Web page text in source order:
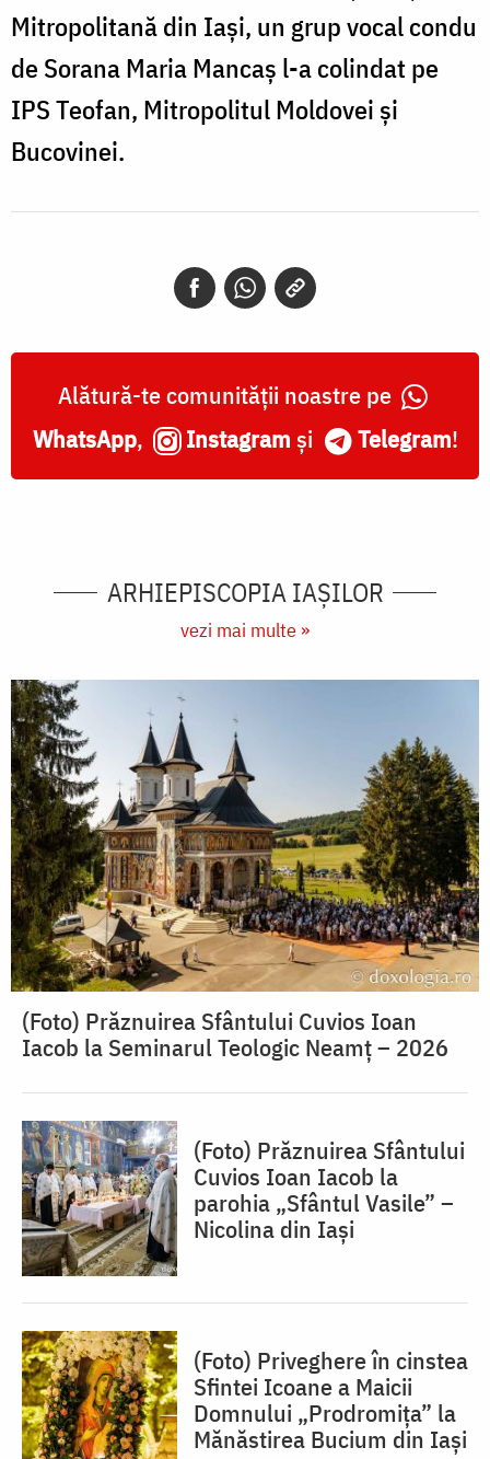
Mitropolitană din Iași, un grup vocal condu
de Sorana Maria Mancaș l-a colindat pe
IPS Teofan, Mitropolitul Moldovei și
Bucovinei.
Alătură-te comunității noastre pe
WhatsApp, Instagram și Telegram!
ARHIEPISCOPIA IAŞILOR
vezi mai multe »
(Foto) Prăznuirea Sfântului Cuvios Ioan
Iacob la Seminarul Teologic Neamț – 2026
(Foto) Prăznuirea Sfântului
Cuvios Ioan Iacob la
parohia „Sfântul Vasile” –
Nicolina din Iași
(Foto) Priveghere în cinstea
Sfintei Icoane a Maicii
Domnului „Prodromița” la
Mănăstirea Bucium din Iași